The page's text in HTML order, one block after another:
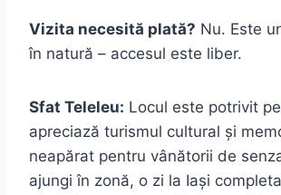
Vizita necesită plată? Nu. Este
în natură – accesul este liber.
Sfat Teleleu: Locul este potrivit
apreciază turismul cultural și
neapărat pentru vânătorii de
ajungi în zonă, o zi la Iași